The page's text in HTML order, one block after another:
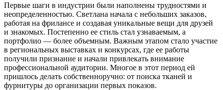
Первые шаги в индустрии были наполнены трудностями и
неопределенностью. Светлана начала с небольших заказов,
работая на фрилансе и создавая уникальные вещи для друзей
и знакомых. Постепенно ее стиль стал узнаваемым, а
портфолио — более объемным. Важным этапом стало участие
в региональных выставках и конкурсах, где ее работы
получили признание и начали привлекать внимание
профессиональной аудитории. Многое в этот период ей
пришлось делать собственноручно: от поиска тканей и
фурнитуры до организации первых показов.